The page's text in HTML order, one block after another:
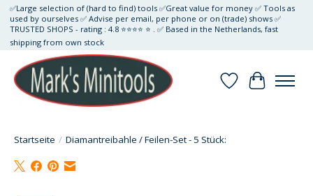
✅Large selection of (hard to find) tools ✅Great value for money ✅ Tools as
used by ourselves ✅ Advise per email, per phone or on (trade) shows ✅
TRUSTED SHOPS - rating : 4.8 ⭐⭐⭐⭐ ⭐ . ✅ Based in the Netherlands, fast
shipping from own stock
Wunschzettel
Ihr
Startseite / Diamantreibahle / Feilen-Set - 5 Stück: